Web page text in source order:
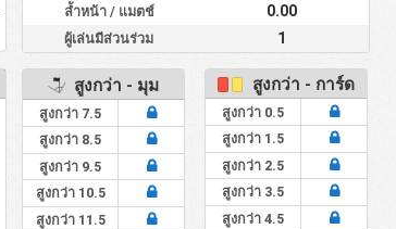
ล้ำหน้า / แมตช์ 0.00
ผู้เล่นมีส่วนร่วม 1
สูงกว่า - มุม
สูงกว่า 7.5
สูงกว่า 8.5
สูงกว่า 9.5
สูงกว่า 10.5
สูงกว่า 11.5
สูงกว่า - การ์ด
สูงกว่า 0.5
สูงกว่า 1.5
สูงกว่า 2.5
สูงกว่า 3.5
สูงกว่า 4.5